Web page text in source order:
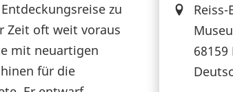
68159
zu
Zeit oft weit voraus
mit neuartigen
für die